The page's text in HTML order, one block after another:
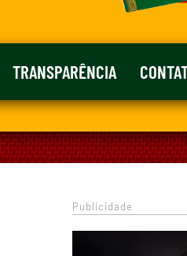
TRANSPARÊNCIA
Publicidade